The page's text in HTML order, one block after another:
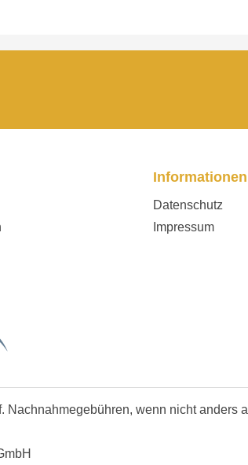
Informationen
Datenschutz
Impressum
Nachnahmegebühren, wenn nicht anders